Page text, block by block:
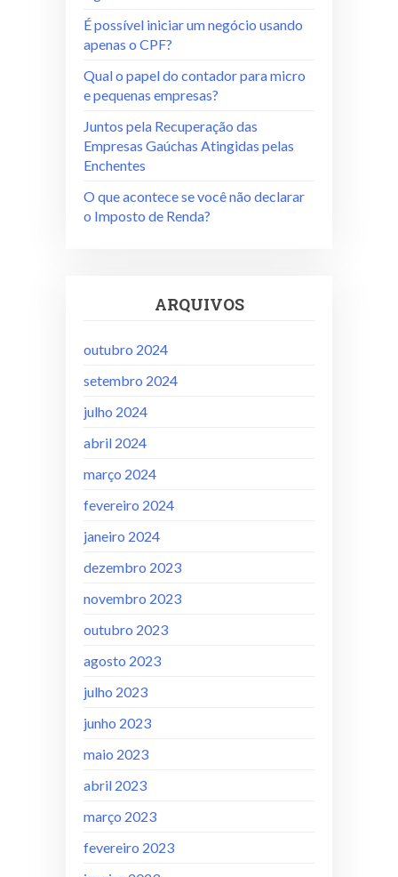
É possível iniciar um negócio usando
apenas o CPF?
Qual o papel do contador para micro
e pequenas empresas?
Juntos pela Recuperação das
Empresas Gaúchas Atingidas pelas
Enchentes
O que acontece se você não declarar
o Imposto de Renda?
ARQUIVOS
outubro 2024
setembro 2024
julho 2024
abril 2024
março 2024
fevereiro 2024
janeiro 2024
dezembro 2023
novembro 2023
outubro 2023
agosto 2023
julho 2023
junho 2023
maio 2023
abril 2023
março 2023
fevereiro 2023